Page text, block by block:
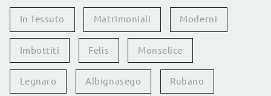
In Tessuto Matrimoniali Moderni
Imbottiti Felis Monselice
Legnaro Albignasego Rubano